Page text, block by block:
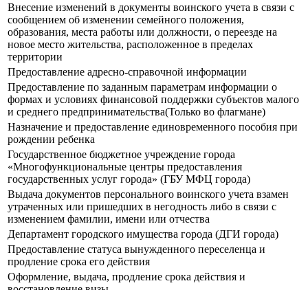
Внесение изменений в документы воинского учета в связи с
сообщением об изменении семейного положения,
образования, места работы или должности, о переезде на
новое место жительства, расположенное в пределах
территории
Предоставление адресно-справочной информации
Предоставление по заданным параметрам информации о
формах и условиях финансовой поддержки субъектов малого
и среднего предпринимательства(Только во флагмане)
Назначение и предоставление единовременного пособия при
рождении ребенка
Государственное бюджетное учреждение города
«Многофункциональные центры предоставления
государственных услуг города» (ГБУ МФЦ города)
Выдача документов персонального воинского учета взамен
утраченных или пришедших в негодность либо в связи с
изменением фамилии, имени или отчества
Департамент городского имущества города (ДГИ города)
Предоставление статуса вынужденного переселенца и
продление срока его действия
Оформление, выдача, продление срока действия и